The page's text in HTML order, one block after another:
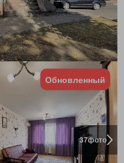
37фото
Обновленный